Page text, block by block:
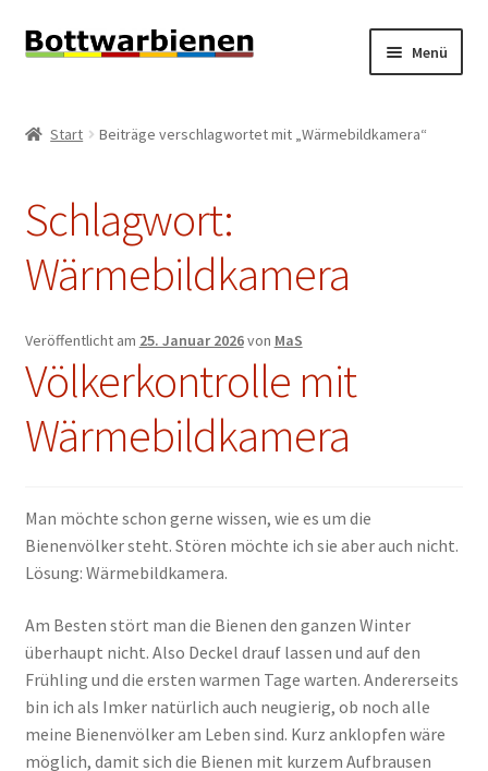
Zur
Zum
Menü
INFORMATIONEN
KONTAKT
IMPRESSUM
Start Beiträge verschlagwortet mit „Wärmebildkamera“
Schlagwort:
Wärmebildkamera
Veröffentlicht am 25. Januar 2026von MaS
Völkerkontrolle mit
Wärmebildkamera
Man möchte schon gerne wissen, wie es um die
Bienenvölker steht. Stören möchte ich sie aber auch nicht.
Lösung: Wärmebildkamera.
Am Besten stört man die Bienen den ganzen Winter
überhaupt nicht. Also Deckel drauf lassen und auf den
Frühling und die ersten warmen Tage warten. Andererseits
bin ich als Imker natürlich auch neugierig, ob noch alle
meine Bienenvölker am Leben sind. Kurz anklopfen wäre
möglich, damit sich die Bienen mit kurzem Aufbrausen